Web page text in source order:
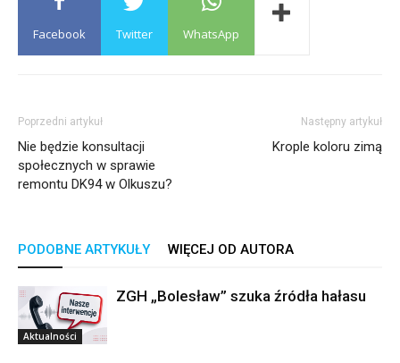
Facebook Twitter WhatsApp
Poprzedni artykuł
Nie będzie konsultacji
społecznych w sprawie
remontu DK94 w Olkuszu?
Następny artykuł
Krople koloru zimą
PODOBNE ARTYKUŁY WIĘCEJ OD AUTORA
Aktualności
ZGH „Bolesław” szuka źródła hałasu